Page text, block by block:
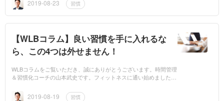
2019-08-23 習慣
【WLBコラム】良い習慣を手に入れるな
ら、この4つは外せません！
WLBコラムをご覧いただき、誠にありがとうございます。時間管理
＆習慣化コーチの山本武史です。フィットネスに通い始めました。
ででき...2019-08-19 習慣